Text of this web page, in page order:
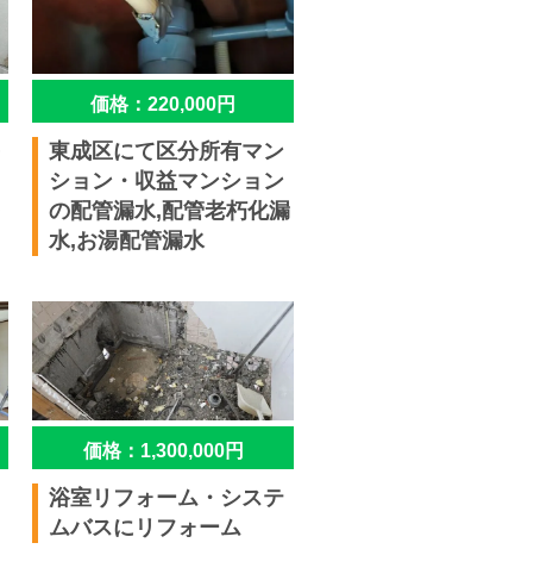
価格：220,000円
東成区にて区分所有マン
ション・収益マンション
の配管漏水,配管老朽化漏
水,お湯配管漏水
価格：1,300,000円
浴室リフォーム・システ
ムバスにリフォーム